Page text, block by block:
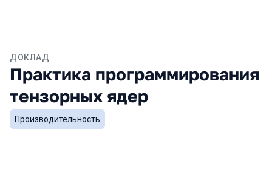
ДОКЛАД
Практика программирования
тензорных ядер
Производительность